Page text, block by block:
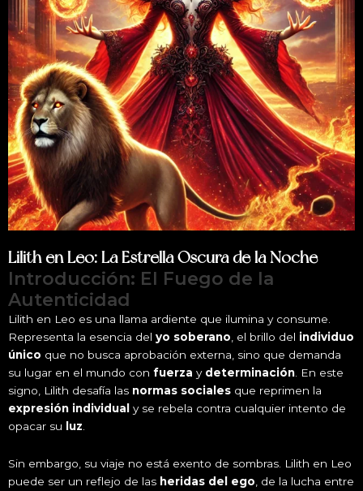
Lilith en Leo: La Estrella Oscura de la Noche
Introducción: El Fuego de la
Autenticidad
Lilith en Leo es una llama ardiente que ilumina y consume.
Representa la esencia del yo soberano , el brillo del individuo
único que no busca aprobación externa, sino que demanda
su lugar en el mundo con fuerza y determinación . En este
signo, Lilith desafía las normas sociales que reprimen la
expresión individual y se rebela contra cualquier intento de
opacar su
luz
Sin embargo, su viaje no está exento de sombras. Lilith en Leo
puede ser un reflejo de las heridas del ego , de la lucha entre